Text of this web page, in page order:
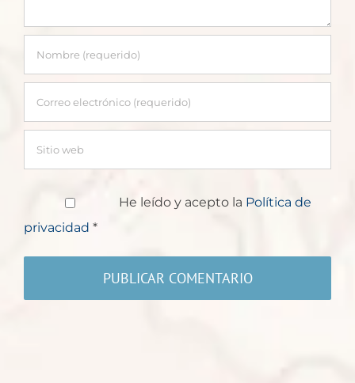
He leído y acepto la Política de
privacidad *